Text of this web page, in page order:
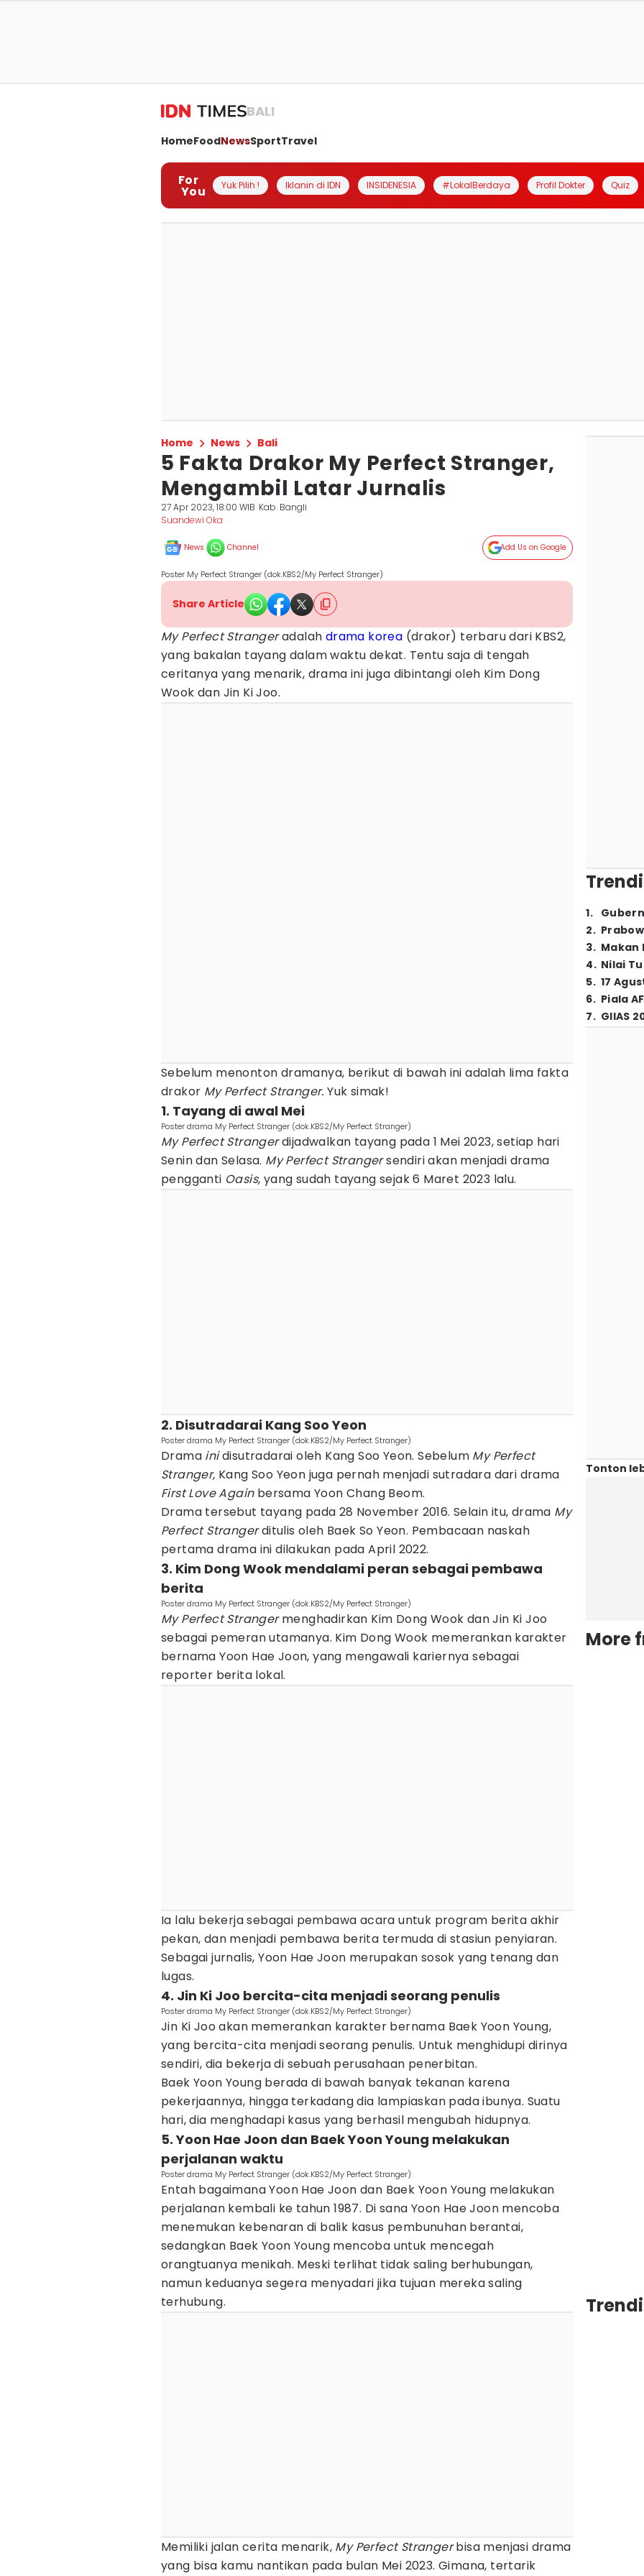
BALI
HomeFoodNewsSportTravel
For
You Yuk Pilih ! Iklanin di IDN INSIDENESIA #LokalBerdaya Profil Dokter Quiz
Home News Bali
5 Fakta Drakor My Perfect Stranger,
Mengambil Latar Jurnalis
27 Apr 2023, 18:00 WIB Kab. Bangli
Suandewi Oka
News Channel Add Us on Google
Poster My Perfect Stranger (dok.KBS2/My Perfect Stranger)
Share Article
My Perfect Strangeradalah drama korea (drakor) terbaru dari KBS2,
yang bakalan tayang dalam waktu dekat. Tentu saja di tengah
ceritanya yang menarik, drama ini juga dibintangi oleh Kim Dong
Wook dan Jin Ki Joo.
Sebelum menonton dramanya, berikut di bawah ini adalah lima fakta
drakor My Perfect Stranger.Yuk simak!
1. Tayang di awal Mei
Poster drama My Perfect Stranger (dok.KBS2/My Perfect Stranger)
My Perfect Strangerdijadwalkan tayang pada 1 Mei 2023, setiap hari
Senin dan Selasa. My Perfect Strangersendiri akan menjadi drama
pengganti Oasis, yang sudah tayang sejak 6 Maret 2023 lalu.
2. Disutradarai Kang Soo Yeon
Poster drama My Perfect Stranger (dok.KBS2/My Perfect Stranger)
Drama inidisutradarai oleh Kang Soo Yeon. Sebelum My Perfect
Stranger, Kang Soo Yeon juga pernah menjadi sutradara dari drama
First Love Again bersama Yoon Chang Beom.
Drama tersebut tayang pada 28 November 2016. Selain itu, drama My
Perfect Strangerditulis oleh Baek So Yeon. Pembacaan naskah
pertama drama ini dilakukan pada April 2022.
3. Kim Dong Wook mendalami peran sebagai pembawa
berita
Poster drama My Perfect Stranger (dok.KBS2/My Perfect Stranger)
My Perfect Strangermenghadirkan Kim Dong Wook dan Jin Ki Joo
sebagai pemeran utamanya. Kim Dong Wook memerankan karakter
bernama Yoon Hae Joon, yang mengawali kariernya sebagai
reporter berita lokal.
Ia lalu bekerja sebagai pembawa acara untuk program berita akhir
pekan, dan menjadi pembawa berita termuda di stasiun penyiaran.
Sebagai jurnalis, Yoon Hae Joon merupakan sosok yang tenang dan
lugas.
4. Jin Ki Joo bercita-cita menjadi seorang penulis
Poster drama My Perfect Stranger (dok.KBS2/My Perfect Stranger)
Jin Ki Joo akan memerankan karakter bernama Baek Yoon Young,
yang bercita-cita menjadi seorang penulis. Untuk menghidupi dirinya
sendiri, dia bekerja di sebuah perusahaan penerbitan.
Baek Yoon Young berada di bawah banyak tekanan karena
pekerjaannya, hingga terkadang dia lampiaskan pada ibunya. Suatu
hari, dia menghadapi kasus yang berhasil mengubah hidupnya.
5. Yoon Hae Joon dan Baek Yoon Young melakukan
perjalanan waktu
Poster drama My Perfect Stranger (dok.KBS2/My Perfect Stranger)
Entah bagaimana Yoon Hae Joon dan Baek Yoon Young melakukan
perjalanan kembali ke tahun 1987. Di sana Yoon Hae Joon mencoba
menemukan kebenaran di balik kasus pembunuhan berantai,
sedangkan Baek Yoon Young mencoba untuk mencegah
orangtuanya menikah. Meski terlihat tidak saling berhubungan,
namun keduanya segera menyadari jika tujuan mereka saling
terhubung.
Memiliki jalan cerita menarik, My Perfect Strangerbisa menjasi drama
yang bisa kamu nantikan pada bulan Mei 2023. Gimana, tertarik
1.
2.
3. Makan
4. Nilai
5. 17
6. Piala
7. GIIAS
Tonton
More